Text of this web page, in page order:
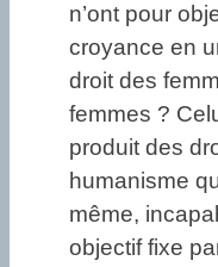
n’ont pour
croyance en
droit des
femmes ?
produit des
humanisme
même,
objectif fixe